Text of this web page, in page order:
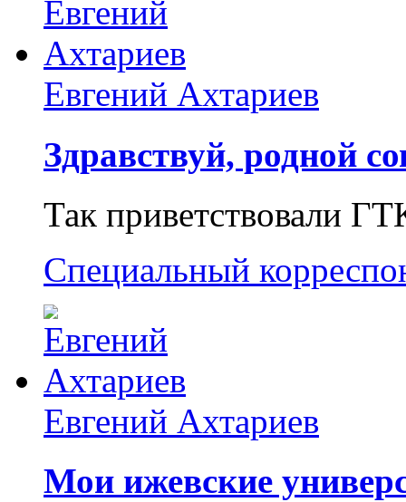
Евгений Ахтариев
Здравствуй, родной
Так приветствовали
Специальный
Евгений Ахтариев
Мои ижевские